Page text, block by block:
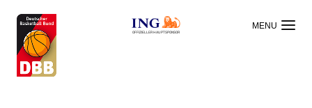
OFFIZIELLER HAUPTSPONSOR